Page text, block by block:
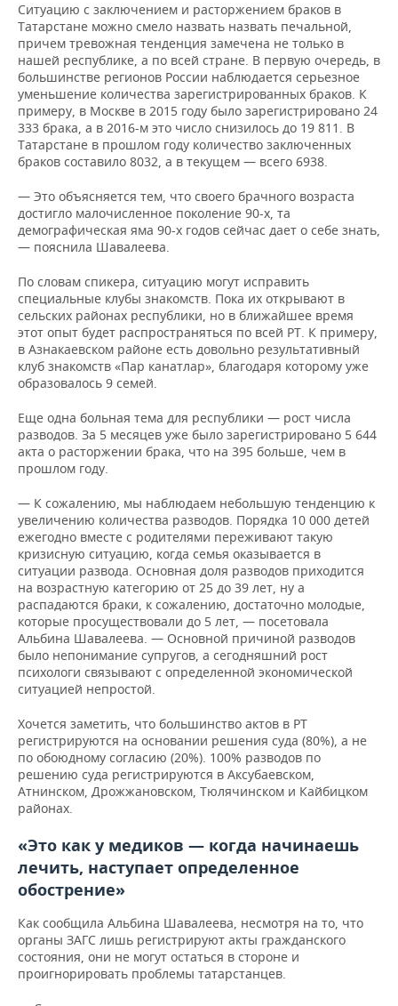
Ситуацию с заключением и расторжением браков в
Татарстане можно смело назвать назвать печальной,
причем тревожная тенденция замечена не только в
нашей республике, а по всей стране. В первую очередь, в
большинстве регионов России наблюдается серьезное
уменьшение количества зарегистрированных браков. К
примеру, в Москве в 2015 году было зарегистрировано 24
333 брака, а в 2016-м это число снизилось до 19 811. В
Татарстане в прошлом году количество заключенных
браков составило 8032, а в текущем — всего 6938.
— Это объясняется тем, что своего брачного возраста
достигло малочисленное поколение 90-х, та
демографическая яма 90-х годов сейчас дает о себе знать,
— пояснила Шавалеева.
По словам спикера, ситуацию могут исправить
специальные клубы знакомств. Пока их открывают в
сельских районах республики, но в ближайшее время
этот опыт будет распространяться по всей РТ. К примеру,
в Азнакаевском районе есть довольно результативный
клуб знакомств «Пар канатлар», благодаря которому уже
образовалось 9 семей.
Еще одна больная тема для республики — рост числа
разводов. За 5 месяцев уже было зарегистрировано 5 644
акта о расторжении брака, что на 395 больше, чем в
прошлом году.
— К сожалению, мы наблюдаем небольшую тенденцию к
увеличению количества разводов. Порядка 10 000 детей
ежегодно вместе с родителями переживают такую
кризисную ситуацию, когда семья оказывается в
ситуации развода. Основная доля разводов приходится
на возрастную категорию от 25 до 39 лет, ну а
распадаются браки, к сожалению, достаточно молодые,
которые просуществовали до 5 лет, — посетовала
Альбина Шавалеева. — Основной причиной разводов
было непонимание супругов, а сегодняшний рост
психологи связывают с определенной экономической
ситуацией непростой.
Хочется заметить, что большинство актов в РТ
регистрируются на основании решения суда (80%), а не
по обоюдному согласию (20%). 100% разводов по
решению суда регистрируются в Аксубаевском,
Атнинском, Дрожжановском, Тюлячинском и Кайбицком
районах.
«Это как у медиков — когда начинаешь
лечить, наступает определенное
обострение»
Как сообщила Альбина Шавалеева, несмотря на то, что
органы ЗАГС лишь регистрируют акты гражданского
состояния, они не могут остаться в стороне и
проигнорировать проблемы татарстанцев.